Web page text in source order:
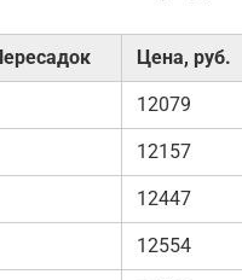
Цена, руб.
12079
12157
12447
12554